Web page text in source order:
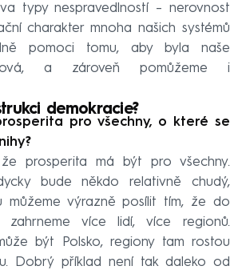
typy nespravedlností – nerovnost
charakter mnoha našich systémů
pomoci tomu, aby byla naše
a zároveň pomůžeme i
demokracie?
pro všechny, o které se
prosperita má být pro všechny.
bude někdo relativně chudý,
můžeme výrazně posílit tím, že do
zahrneme více lidí, více regionů.
být Polsko, regiony tam rostou
Dobrý příklad není tak daleko od